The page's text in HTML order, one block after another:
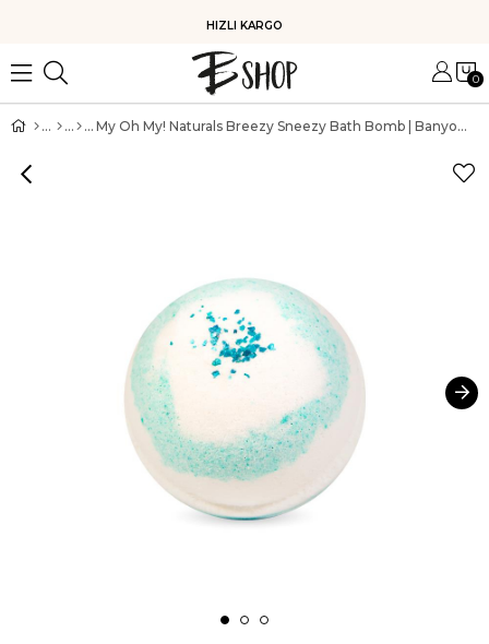
HIZLI KARGO
0
My Oh My! Naturals Breezy Sneezy Bath Bomb | Banyo Topu